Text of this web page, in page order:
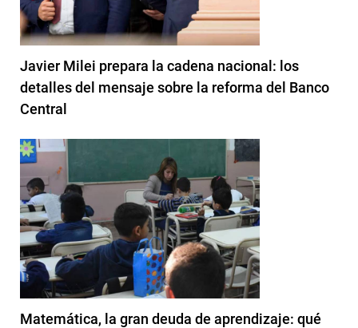
Javier Milei prepara la cadena nacional: los
detalles del mensaje sobre la reforma del Banco
Central
Matemática, la gran deuda de aprendizaje: qué